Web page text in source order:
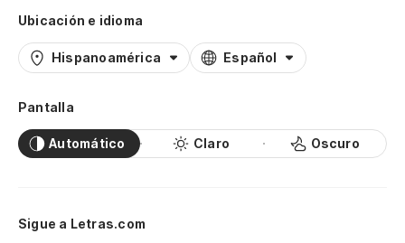
Ubicación e idioma
Hispanoamérica Español
Pantalla
Automático Claro Oscuro
Sigue a Letras.com